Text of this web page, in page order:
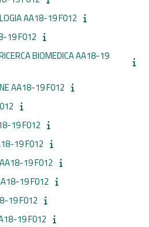
AA18-19 F012
19 F012
BIOMEDICA AA18-19
AA18-19 F012
19 F012
19 F012
19 F012
19 F012
19 F012
19 F012